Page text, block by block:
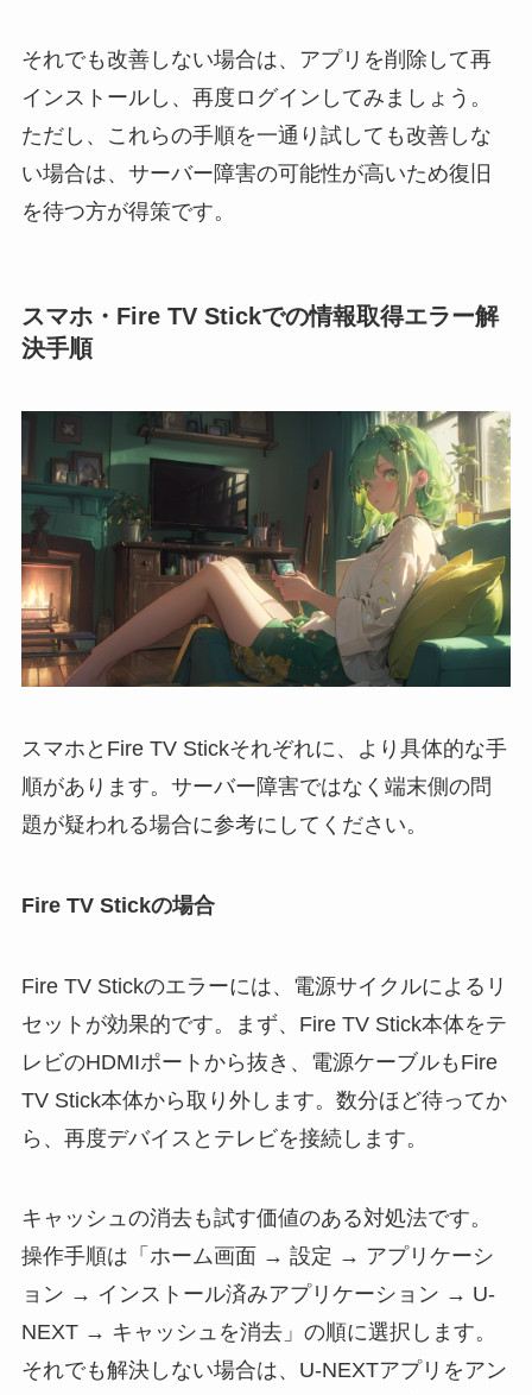
それでも改善しない場合は、アプリを削除して再
インストールし、再度ログインしてみましょう。
ただし、これらの手順を一通り試しても改善しな
い場合は、サーバー障害の可能性が高いため復旧
を待つ方が得策です。
スマホ・Fire TV Stickでの情報取得エラー解
決手順
スマホとFire TV Stickそれぞれに、より具体的な手
順があります。サーバー障害ではなく端末側の問
題が疑われる場合に参考にしてください。
Fire TV Stickの場合
Fire TV Stickのエラーには、電源サイクルによるリ
セットが効果的です。まず、Fire TV Stick本体をテ
レビのHDMIポートから抜き、電源ケーブルもFire
TV Stick本体から取り外します。数分ほど待ってか
ら、再度デバイスとテレビを接続します。
キャッシュの消去も試す価値のある対処法です。
操作手順は「ホーム画面 → 設定 → アプリケーシ
ョン → インストール済みアプリケーション → U-
NEXT → キャッシュを消去」の順に選択します。
それでも解決しない場合は、U-NEXTアプリをアン